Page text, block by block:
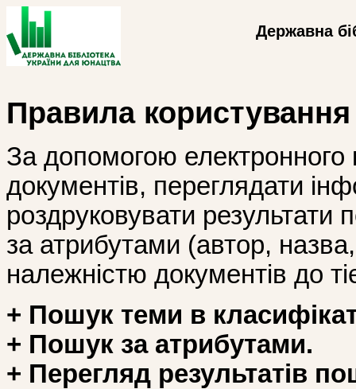
Державна
Правила
За допомогою
документів, переглядати
роздруковувати
за атрибутами (автор, назва,
належністю документів до
+ Пошук теми в
+ Пошук за атрибутами.
+ Перегляд результатів